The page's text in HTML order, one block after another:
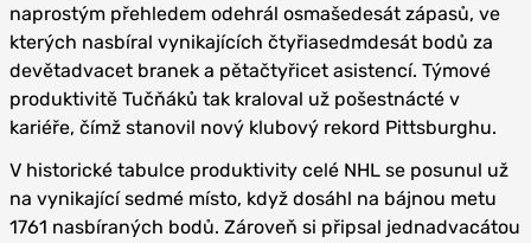
naprostým přehledem odehrál osmašedesát zápasů, ve
kterých nasbíral vynikajících čtyřiasedmdesát bodů za
devětadvacet branek a pětačtyřicet asistencí. Týmové
produktivitě Tučňáků tak kraloval už pošestnácté v
kariéře, čímž stanovil nový klubový rekord Pittsburghu.
V historické tabulce produktivity celé NHL se posunul už
na vynikající sedmé místo, když dosáhl na bájnou metu
1761 nasbíraných bodů. Zároveň si připsal jednadvacátou